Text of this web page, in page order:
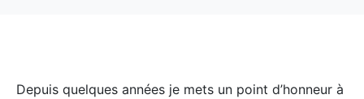
Depuis quelques années je mets un point d’honneur à